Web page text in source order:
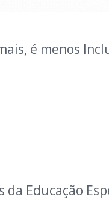
é menos
Educação